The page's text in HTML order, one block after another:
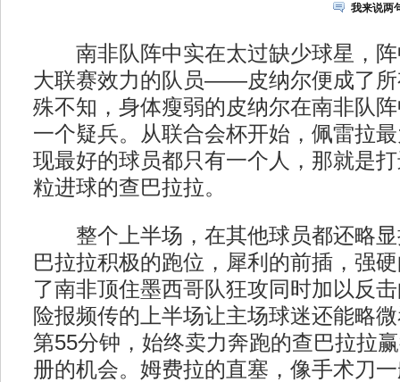
我来说两
南非队阵中实在太过缺少球星，阵
大联赛效力的队员——皮纳尔便成了所
殊不知，身体瘦弱的皮纳尔在南非队
一个疑兵。从联合会杯开始，佩雷拉
现最好的球员都只有一个人，那就是
粒进球的查巴拉拉。
整个上半场，在其他球员都还略显
巴拉拉积极的跑位，犀利的前插，强
了南非顶住墨西哥队狂攻同时加以反
险报频传的上半场让主场球迷还能略
第55分钟，始终卖力奔跑的查巴拉拉
册的机会。姆费拉的直塞，像手术刀